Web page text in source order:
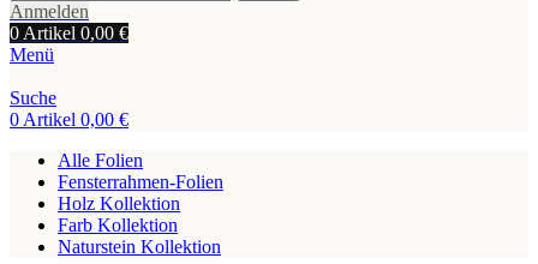
Anmelden
0 Artikel 0,00 €
Menü
Suche
0 Artikel 0,00 €
Alle Folien
Fensterrahmen-Folien
Holz Kollektion
Farb Kollektion
Naturstein Kollektion